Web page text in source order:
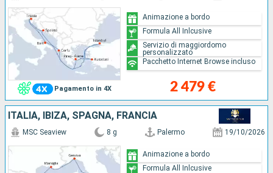
Pagamento in 4X 2 479 €
Animazione a bordo
Formula All Inlcusive
Servizio di maggiordomo
personalizzato
Pacchetto Internet Browse incluso
ITALIA, IBIZA, SPAGNA, FRANCIA
MSC Seaview 8 g Palermo 19/10/2026
Animazione a bordo
Formula All Inlcusive